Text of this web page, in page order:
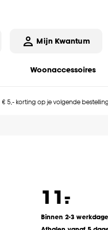
Mijn Kwantum
Woonaccessoires
€ 5,- korting op je volgende
11.
-
Binnen 2-3